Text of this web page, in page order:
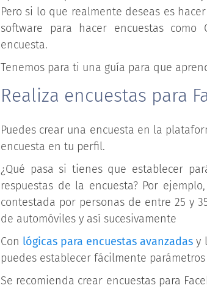
Pero si lo que realmente deseas es
software para hacer encuestas
encuesta.
Tenemos para ti una guía para que
Realiza encuestas para
Puedes crear una encuesta en la
encuesta en tu perfil.
¿Qué pasa si tienes que establecer
respuestas de la encuesta? Por
contestada por personas de entre 25 y
de automóviles y así sucesivamente
Con lógicas para encuestas avanzadas y
puedes establecer fácilmente
Se recomienda crear encuestas para